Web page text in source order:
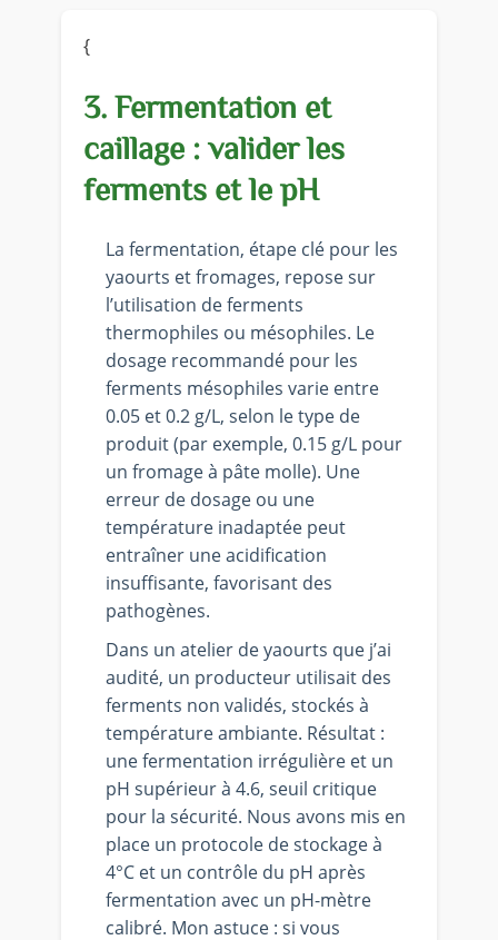
{
3. Fermentation et
caillage : valider les
ferments et le pH
La fermentation, étape clé pour les
yaourts et fromages, repose sur
l’utilisation de ferments
thermophiles ou mésophiles. Le
dosage recommandé pour les
ferments mésophiles varie entre
0.05 et 0.2 g/L, selon le type de
produit (par exemple, 0.15 g/L pour
un fromage à pâte molle). Une
erreur de dosage ou une
température inadaptée peut
entraîner une acidification
insuffisante, favorisant des
pathogènes.
Dans un atelier de yaourts que j’ai
audité, un producteur utilisait des
ferments non validés, stockés à
température ambiante. Résultat :
une fermentation irrégulière et un
pH supérieur à 4.6, seuil critique
pour la sécurité. Nous avons mis en
place un protocole de stockage à
4°C et un contrôle du pH après
fermentation avec un pH-mètre
calibré. Mon astuce : si vous